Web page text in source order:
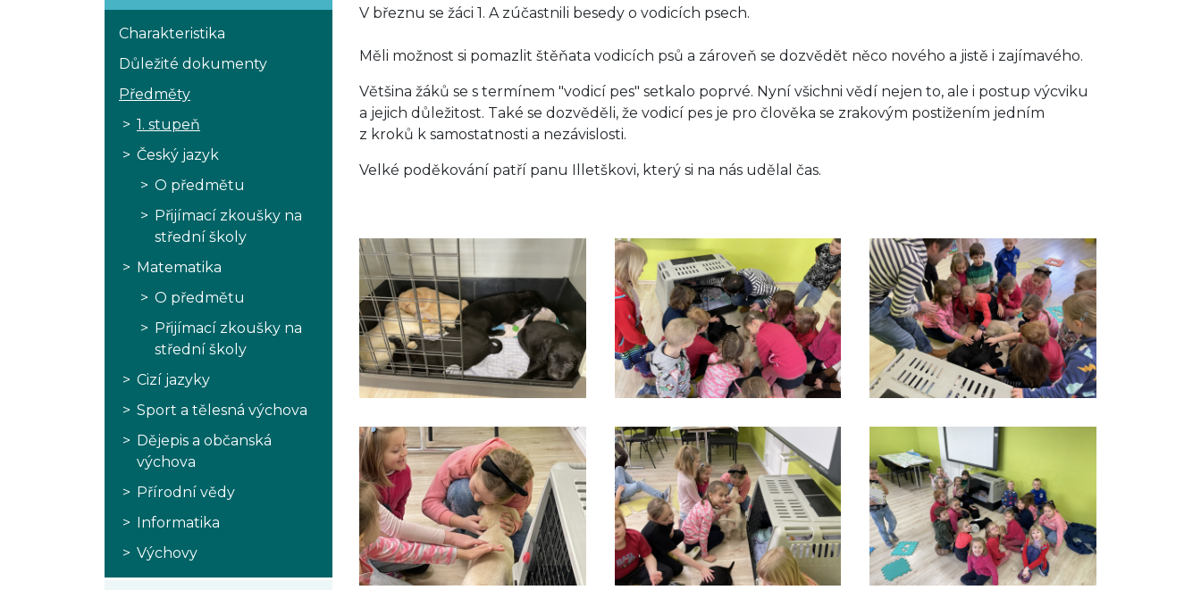
Charakteristika
Důležité dokumenty
Předměty
1. stupeň
Český jazyk
O předmětu
Přijímací zkoušky na
střední školy
Matematika
O předmětu
Přijímací zkoušky na
střední školy
Cizí jazyky
Sport a tělesná výchova
Dějepis a občanská
výchova
Přírodní vědy
Informatika
Výchovy
V březnu se žáci 1. A zúčastnili besedy o vodicích psech.
Měli možnost si pomazlit štěňata vodicích psů a zároveň se dozvědět něco nového a jistě i zajímavého.
Většina žáků se s termínem "vodicí pes" setkalo poprvé. Nyní všichni vědí nejen to, ale i postup výcviku
a jejich důležitost. Také se dozvěděli, že vodicí pes je pro člověka se zrakovým postižením jedním
z kroků k samostatnosti a nezávislosti.
Velké poděkování patří panu Illetškovi, který si na nás udělal čas.